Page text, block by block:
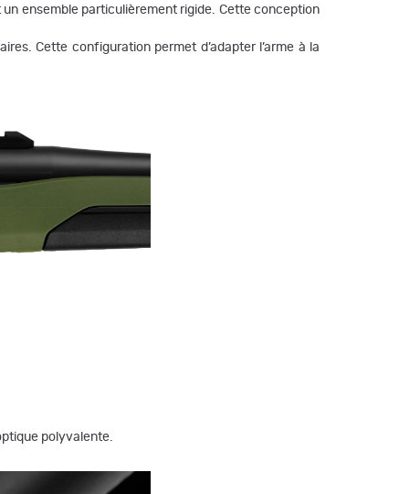
ensemble particulièrement rigide. Cette conception
Cette configuration permet d’adapter l’arme à la
polyvalente.